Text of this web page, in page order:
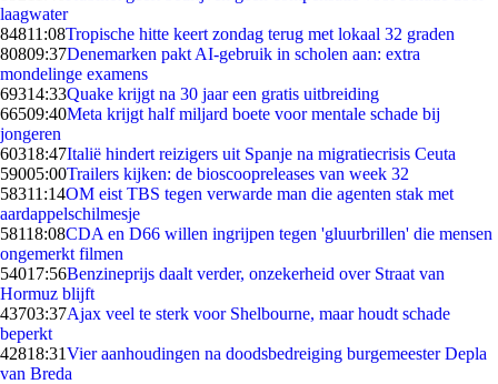
laagwater
84811:08Tropische hitte keert zondag terug met lokaal 32 graden
80809:37Denemarken pakt AI-gebruik in scholen aan: extra
mondelinge examens
69314:33Quake krijgt na 30 jaar een gratis uitbreiding
66509:40Meta krijgt half miljard boete voor mentale schade bij
jongeren
60318:47Italië hindert reizigers uit Spanje na migratiecrisis Ceuta
59005:00Trailers kijken: de bioscoopreleases van week 32
58311:14OM eist TBS tegen verwarde man die agenten stak met
aardappelschilmesje
58118:08CDA en D66 willen ingrijpen tegen 'gluurbrillen' die mensen
ongemerkt filmen
54017:56Benzineprijs daalt verder, onzekerheid over Straat van
Hormuz blijft
43703:37Ajax veel te sterk voor Shelbourne, maar houdt schade
beperkt
42818:31Vier aanhoudingen na doodsbedreiging burgemeester Depla
van Breda